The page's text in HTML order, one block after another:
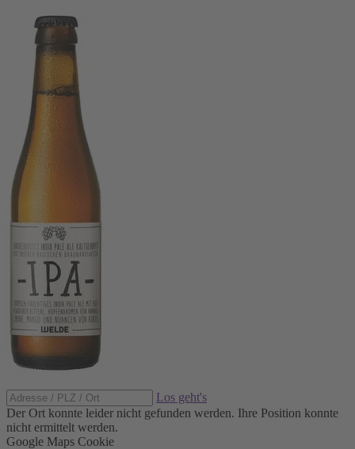
Los geht's
Der Ort konnte leider nicht gefunden werden. Ihre Position konnte
nicht ermittelt werden.
Google Maps Cookie